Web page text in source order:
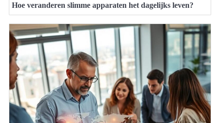
Hoe veranderen slimme apparaten het dagelijks leven?